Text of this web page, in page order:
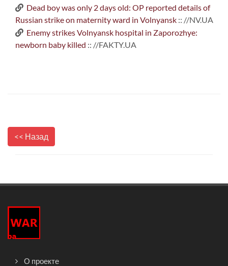
Dead boy was only 2 days old: OP reported details of
Russian strike on maternity ward in Volnyansk :: //NV.UA
Enemy strikes Volnyansk hospital in Zaporozhye:
newborn baby killed :: //FAKTY.UA
<< Назад
О проекте